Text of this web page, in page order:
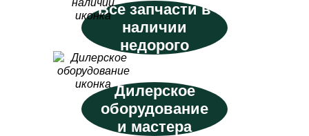
Все запчасти в
наличии
недорого
Дилерское
оборудование
и мастера